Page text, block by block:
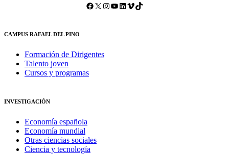
Facebook X Instagram YouTube LinkedIn Vimeo TikTok
CAMPUS RAFAEL DEL PINO
Formación de Dirigentes
Talento joven
Cursos y programas
INVESTIGACIÓN
Economía española
Economía mundial
Otras ciencias sociales
Ciencia y tecnología